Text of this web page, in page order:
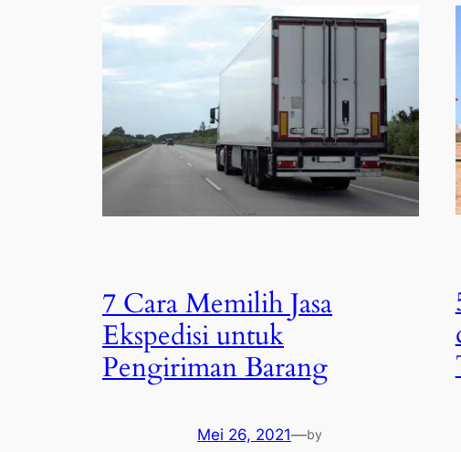
7 Cara Memilih Jasa
Ekspedisi untuk
Pengiriman Barang
Mei 26, 2021—by